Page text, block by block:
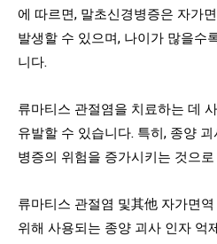
에 따르면, 말초신경병증은 자가
발생할 수 있으며, 나이가 많을수
니다.
류마티스 관절염을 치료하는 데
유발할 수 있습니다. 특히, 종양
병증의 위험을 증가시키는 것으
류마티스 관절염 및其他 자가면
위해 사용되는 종양 괴사 인자 억